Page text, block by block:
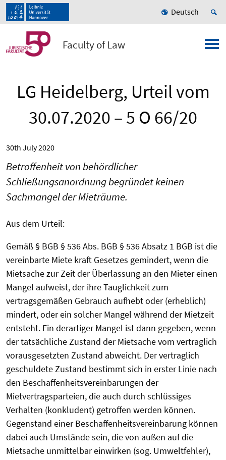
Deutsch
Faculty of Law
LG Heidelberg, Urteil vom
30.07.2020 – 5 O 66/20
30th July 2020
Betroffenheit von behördlicher
Schließungsanordnung begründet keinen
Sachmangel der Mieträume.
Aus dem Urteil:
Gemäß § BGB § 536 Abs. BGB § 536 Absatz 1 BGB ist die
vereinbarte Miete kraft Gesetzes gemindert, wenn die
Mietsache zur Zeit der Überlassung an den Mieter einen
Mangel aufweist, der ihre Tauglichkeit zum
vertragsgemäßen Gebrauch aufhebt oder (erheblich)
mindert, oder ein solcher Mangel während der Mietzeit
entsteht. Ein derartiger Mangel ist dann gegeben, wenn
der tatsächliche Zustand der Mietsache vom vertraglich
vorausgesetzten Zustand abweicht. Der vertraglich
geschuldete Zustand bestimmt sich in erster Linie nach
den Beschaffenheitsvereinbarungen der
Mietvertragsparteien, die auch durch schlüssiges
Verhalten (konkludent) getroffen werden können.
Gegenstand einer Beschaffenheitsvereinbarung können
dabei auch Umstände sein, die von außen auf die
Mietsache unmittelbar einwirken (sog. Umweltfehler),